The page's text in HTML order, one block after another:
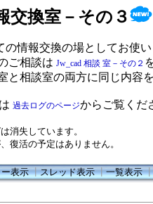
交換室－その３
の情報交換の場としてお使
ご相談は Jw_cad 相談 室－その２
と相談室の両方に同じ内容
は 過去ログのページからご覧くだ
消失しています。
復活の予定はありません。
表示┃スレッド表示┃一覧表示┃